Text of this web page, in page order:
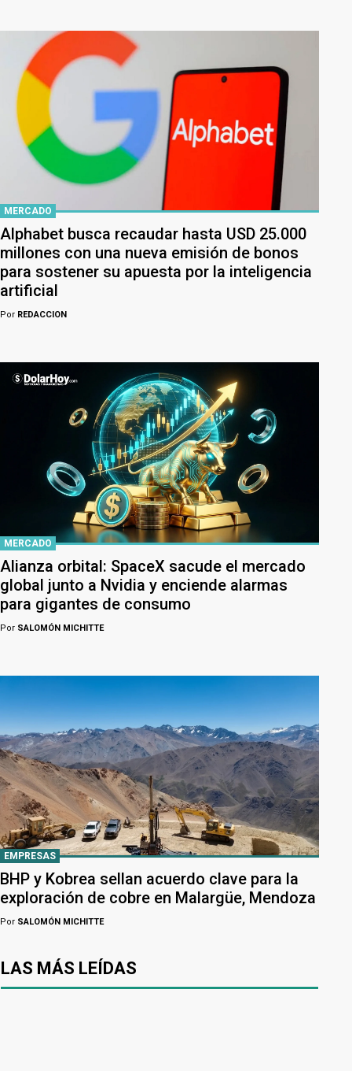
MERCADO
Alphabet busca recaudar hasta USD 25.000
millones con una nueva emisión de bonos
para sostener su apuesta por la inteligencia
artificial
Por REDACCION
MERCADO
Alianza orbital: SpaceX sacude el mercado
global junto a Nvidia y enciende alarmas
para gigantes de consumo
Por SALOMÓN MICHITTE
EMPRESAS
BHP y Kobrea sellan acuerdo clave para la
exploración de cobre en Malargüe, Mendoza
Por SALOMÓN MICHITTE
LAS MÁS LEÍDAS